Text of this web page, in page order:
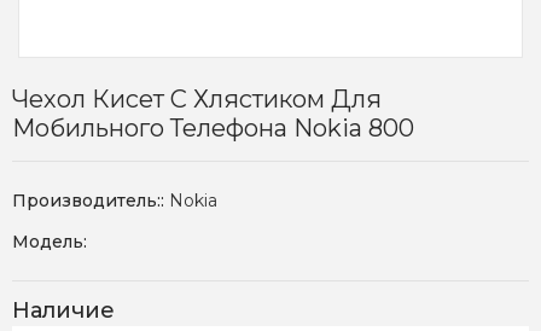
Чехол Кисет С Хлястиком Для
Мобильного Телефона Nokia 800
Производитель:: Nokia
Модель:
Наличие